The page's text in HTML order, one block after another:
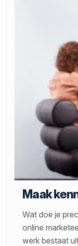
Maak
Wat doe je
online
werk bestaat